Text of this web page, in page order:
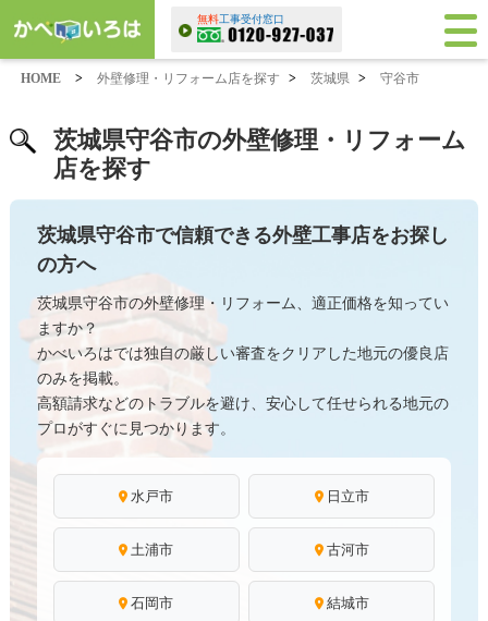
無料工事受付窓口
HOME > 外壁修理・リフォーム店を探す > 茨城県 > 守谷市
茨城県守谷市の外壁修理・リフォーム
店を探す
茨城県守谷市で信頼できる外壁工事店をお探し
の方へ
茨城県守谷市の外壁修理・リフォーム、適正価格を知ってい
ますか？
かべいろはでは独自の厳しい審査をクリアした地元の優良店
のみを掲載。
高額請求などのトラブルを避け、安心して任せられる地元の
プロがすぐに見つかります。
水戸市 日立市
土浦市 古河市
石岡市 結城市